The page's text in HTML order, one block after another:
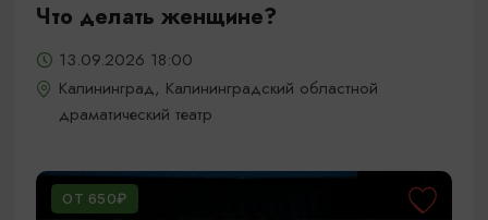
Что делать женщине?
13.09.2026 18:00
Калининград, Калининградский областной
драматический театр
ОТ 650₽